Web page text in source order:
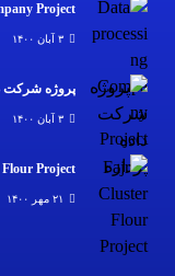
Project
۳ آبان ۱۴۰۰
پروژه شرکت
۳ آبان ۱۴۰۰
Project
۲۱ مهر ۱۴۰۰